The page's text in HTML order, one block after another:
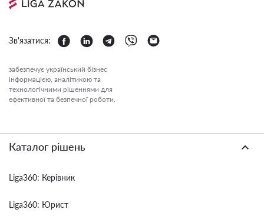
Зв'язатися:
забезпечує український бізнес
інформацією, аналітикою та
технологічними рішеннями для
ефективної та безпечної роботи.
Каталог рішень
Liga360: Керівник
Liga360: Юрист